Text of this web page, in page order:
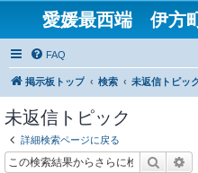
愛媛最西端 伊方
FAQ
掲示板トップ 検索 未返信トピッ
未返信トピック
詳細検索ページに戻る
検索